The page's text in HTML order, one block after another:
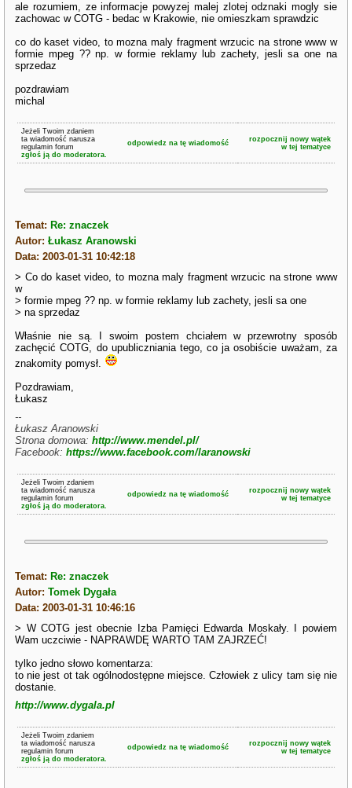
ale rozumiem, ze informacje powyzej malej zlotej odznaki mogly sie
zachowac w COTG - bedac w Krakowie, nie omieszkam sprawdzic
co do kaset video, to mozna maly fragment wrzucic na strone www w
formie mpeg ?? np. w formie reklamy lub zachety, jesli sa one na
sprzedaz
pozdrawiam
michal
Jeżeli Twoim zdaniem
ta wiadomość narusza
regulamin forum
zgłoś ją do moderatora.
odpowiedz na tę wiadomość
rozpocznij nowy wątek
w tej tematyce
Temat: Re: znaczek
Autor:Łukasz Aranowski
Data: 2003-01-31 10:42:18
> Co do kaset video, to mozna maly fragment wrzucic na strone www
w
> formie mpeg ?? np. w formie reklamy lub zachety, jesli sa one
> na sprzedaz
Właśnie nie są. I swoim postem chciałem w przewrotny sposób
zachęcić COTG, do upubliczniania tego, co ja osobiście uważam, za
znakomity pomysł.
Pozdrawiam,
Łukasz
--
Łukasz Aranowski
Strona domowa:http://www.mendel.pl/
Facebook:https://www.facebook.com/laranowski
Jeżeli Twoim zdaniem
ta wiadomość narusza
regulamin forum
zgłoś ją do moderatora.
odpowiedz na tę wiadomość
rozpocznij nowy wątek
w tej tematyce
Temat: Re: znaczek
Autor:Tomek Dygała
Data: 2003-01-31 10:46:16
> W COTG jest obecnie Izba Pamięci Edwarda Moskały. I powiem
Wam uczciwie - NAPRAWDĘ WARTO TAM ZAJRZEĆ!
tylko jedno słowo komentarza:
to nie jest ot tak ogólnodostępne miejsce. Człowiek z ulicy tam się nie
dostanie.
http://www.dygala.pl
Jeżeli Twoim zdaniem
ta wiadomość narusza
regulamin forum
zgłoś ją do moderatora.
odpowiedz na tę wiadomość
rozpocznij nowy wątek
w tej tematyce